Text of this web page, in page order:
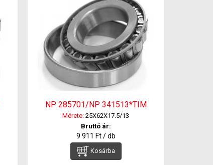
NP 285701/NP 341513*TIM
Mérete: 25X62X17.5/13
Bruttó ár:
9 911 Ft / db
Kosárba